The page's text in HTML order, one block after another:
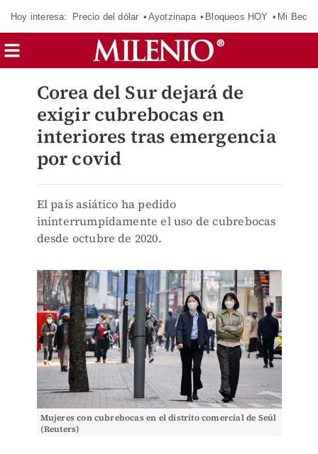
Hoy interesa: Precio del dólar Ayotzinapa Bloqueos HOY Mi Beca
Corea del Sur dejará de
exigir cubrebocas en
interiores tras emergencia
por covid
El país asiático ha pedido
ininterrumpidamente el uso de cubrebocas
desde octubre de 2020.
Mujeres con cubrebocas en el distrito comercial de Seúl
(Reuters)